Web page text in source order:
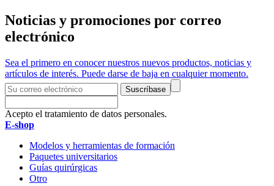
Noticias y promociones por correo
electrónico
Sea el primero en conocer nuestros nuevos productos, noticias y
artículos de interés. Puede darse de baja en cualquier momento.
Suscríbase
Acepto el tratamiento de datos personales.
E-shop
Modelos y herramientas de formación
Paquetes universitarios
Guías quirúrgicas
Otro